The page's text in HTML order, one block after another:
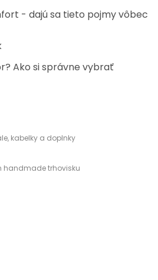
- dajú sa tieto pojmy vôbec
Ako si správne vybrať
kabelky a doplnky
handmade trhovisku